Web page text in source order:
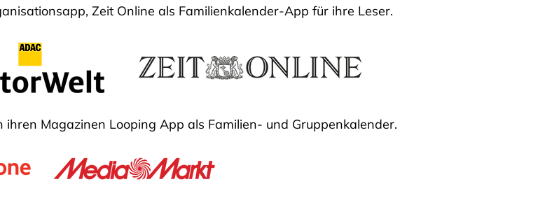
Zeit Online als Familienkalender-App für ihre Leser.
Magazinen Looping App als Familien- und Gruppenkalender.